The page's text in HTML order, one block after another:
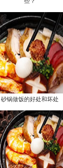
砂锅做饭的好处和坏处